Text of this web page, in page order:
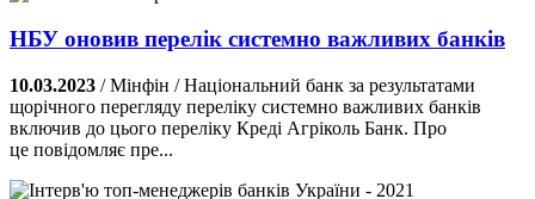
НБУ оновив перелік системно важливих банків
10.03.2023 / Мінфін / Національний банк за результатами
щорічного перегляду переліку системно важливих банків
включив до цього переліку Креді Агріколь Банк. Про
це повідомляє пре...